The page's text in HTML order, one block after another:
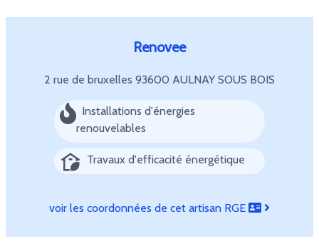
Renovee
2 rue de bruxelles 93600 AULNAY SOUS BOIS
Installations d'énergies
renouvelables
Travaux d'efficacité énergétique
voir les coordonnées de cet artisan RGE